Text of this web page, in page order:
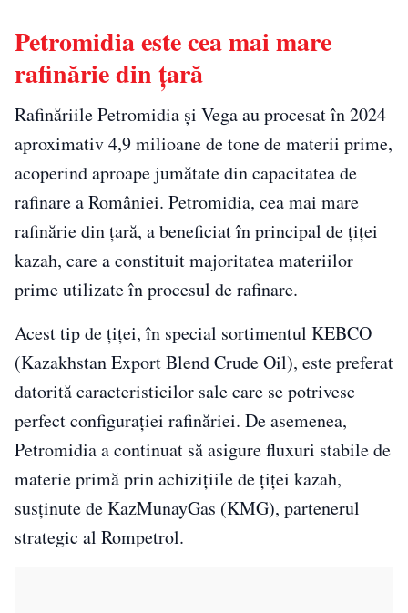
Petromidia este cea mai mare
rafinărie din țară
Rafinăriile Petromidia și Vega au procesat în 2024
aproximativ 4,9 milioane de tone de materii prime,
acoperind aproape jumătate din capacitatea de
rafinare a României. Petromidia, cea mai mare
rafinărie din țară, a beneficiat în principal de țiței
kazah, care a constituit majoritatea materiilor
prime utilizate în procesul de rafinare.
Acest tip de țiței, în special sortimentul KEBCO
(Kazakhstan Export Blend Crude Oil), este preferat
datorită caracteristicilor sale care se potrivesc
perfect configurației rafinăriei. De asemenea,
Petromidia a continuat să asigure fluxuri stabile de
materie primă prin achizițiile de țiței kazah,
susținute de KazMunayGas (KMG), partenerul
strategic al Rompetrol.